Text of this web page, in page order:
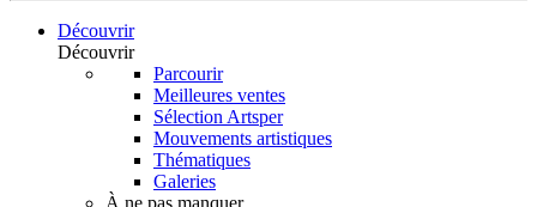
Découvrir
Découvrir
Parcourir
Meilleures ventes
Sélection Artsper
Mouvements artistiques
Thématiques
Galeries
À ne pas manquer